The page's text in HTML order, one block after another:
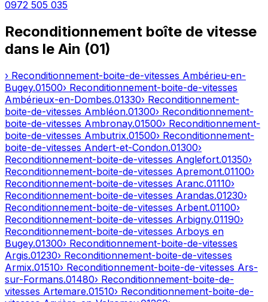
0972 505 035
Reconditionnement boîte de vitesse
dans le Ain (01)
› Reconditionnement-boite-de-vitesses Ambérieu-en-
Bugey.01500› Reconditionnement-boite-de-vitesses
Ambérieux-en-Dombes.01330› Reconditionnement-
boite-de-vitesses Ambléon.01300› Reconditionnement-
boite-de-vitesses Ambronay.01500› Reconditionnement-
boite-de-vitesses Ambutrix.01500› Reconditionnement-
boite-de-vitesses Andert-et-Condon.01300›
Reconditionnement-boite-de-vitesses Anglefort.01350›
Reconditionnement-boite-de-vitesses Apremont.01100›
Reconditionnement-boite-de-vitesses Aranc.01110›
Reconditionnement-boite-de-vitesses Arandas.01230›
Reconditionnement-boite-de-vitesses Arbent.01100›
Reconditionnement-boite-de-vitesses Arbigny.01190›
Reconditionnement-boite-de-vitesses Arboys en
Bugey.01300› Reconditionnement-boite-de-vitesses
Argis.01230› Reconditionnement-boite-de-vitesses
Armix.01510› Reconditionnement-boite-de-vitesses Ars-
sur-Formans.01480› Reconditionnement-boite-de-
vitesses Artemare.01510› Reconditionnement-boite-de-